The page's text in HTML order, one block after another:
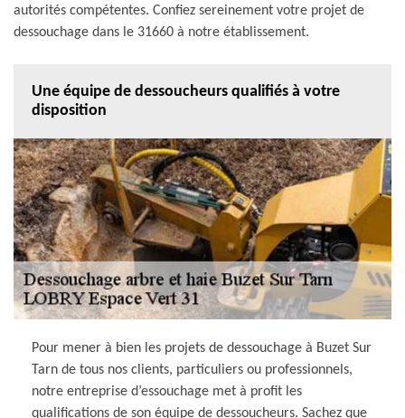
autorités compétentes. Confiez sereinement votre projet de
dessouchage dans le 31660 à notre établissement.
Une équipe de dessoucheurs qualifiés à votre
disposition
Pour mener à bien les projets de dessouchage à Buzet Sur
Tarn de tous nos clients, particuliers ou professionnels,
notre entreprise d’essouchage met à profit les
qualifications de son équipe de dessoucheurs. Sachez que